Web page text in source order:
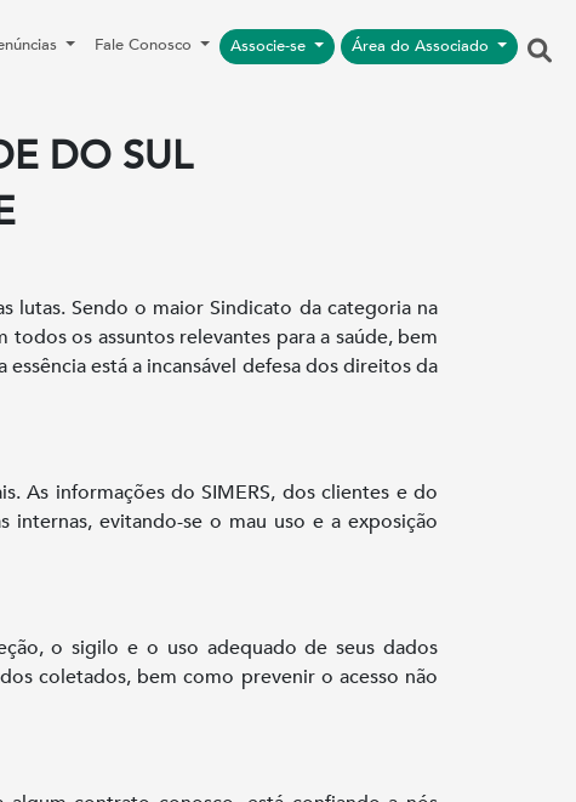
Fale Conosco Associe-se Área do Associado
DO SUL
lutas. Sendo o maior Sindicato da categoria na
os assuntos relevantes para a saúde, bem
está a incansável defesa dos direitos da
As informações do SIMERS, dos clientes e do
evitando-se o mau uso e a exposição
o sigilo e o uso adequado de seus dados
coletados, bem como prevenir o acesso não